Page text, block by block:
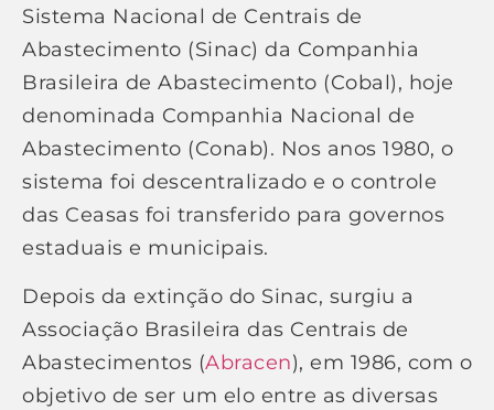
Sistema Nacional de Centrais de
Abastecimento (Sinac) da Companhia
Brasileira de Abastecimento (Cobal), hoje
denominada Companhia Nacional de
Abastecimento (Conab). Nos anos 1980, o
sistema foi descentralizado e o controle
das Ceasas foi transferido para governos
estaduais e municipais.
Depois da extinção do Sinac, surgiu a
Associação Brasileira das Centrais de
Abastecimentos (Abracen), em 1986, com o
objetivo de ser um elo entre as diversas